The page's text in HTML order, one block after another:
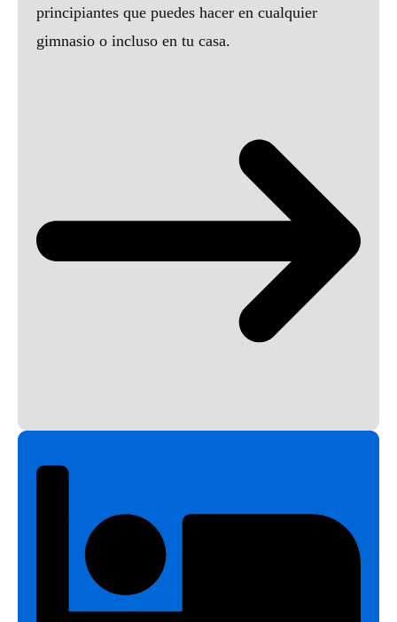
principiantes que puedes hacer en cualquier
gimnasio o incluso en tu casa.